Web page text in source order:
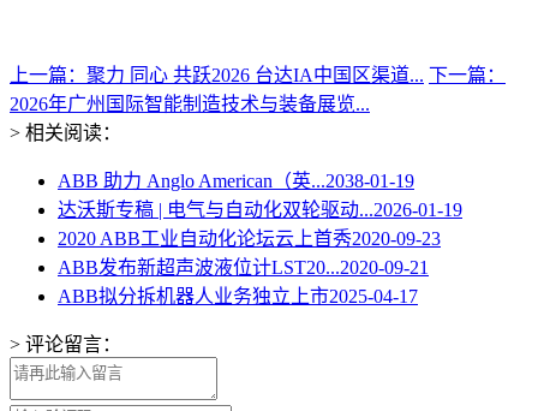
上一篇：聚力 同心 共跃2026 台达IA中国区渠道... 下一篇：
2026年广州国际智能制造技术与装备展览...
> 相关阅读：
ABB 助力 Anglo American（英...2038-01-19
达沃斯专稿 | 电气与自动化双轮驱动...2026-01-19
2020 ABB工业自动化论坛云上首秀2020-09-23
ABB发布新超声波液位计LST20...2020-09-21
ABB拟分拆机器人业务独立上市2025-04-17
> 评论留言：